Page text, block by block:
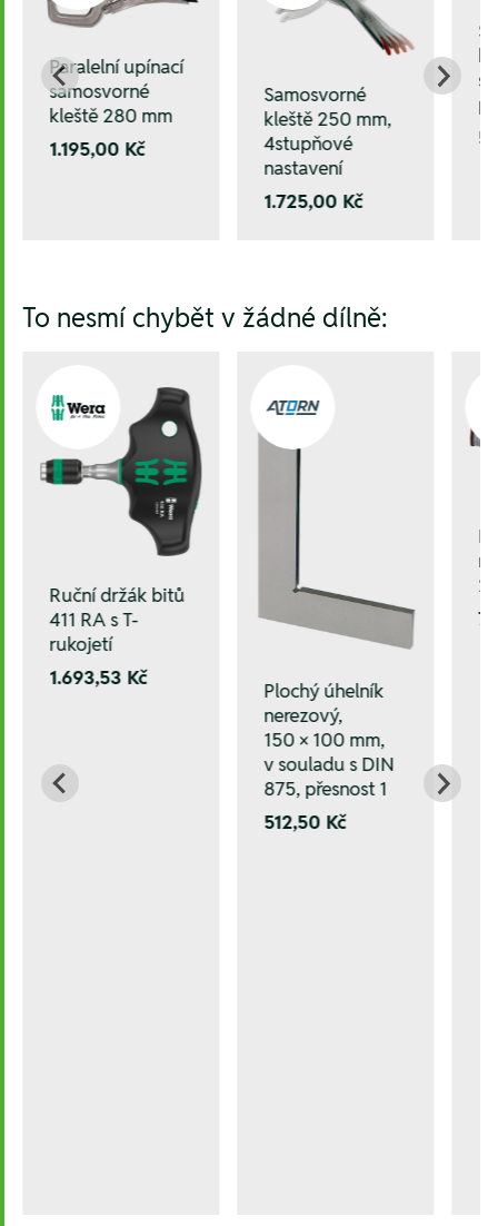
Paralelní upínací
samosvorné
kleště 280 mm
1.195,00 Kč
Samosvorné
kleště 250 mm,
4stupňové
nastavení
1.725,00 Kč
To nesmí chybět v žádné dílně:
Ruční držák bitů
411 RA s T-
rukojetí
1.693,53 Kč
Plochý úhelník
nerezový,
150 × 100 mm,
v souladu s DIN
875, přesnost 1
512,50 Kč